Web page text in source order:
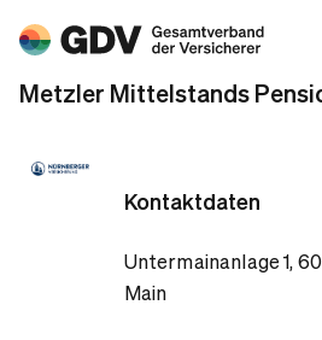
Metzler Mittelstands
Kontaktdaten
Untermainanlage 1,
Main